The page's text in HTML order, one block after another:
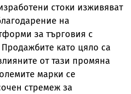
стоки изживяват
на
за търговия с
като цяло са
от тази промяна
марки се
стремеж за